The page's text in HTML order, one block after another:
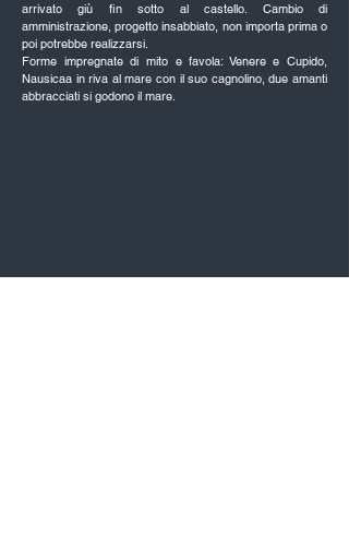
arrivato giù fin sotto al castello. Cambio di
amministrazione, progetto insabbiato, non importa prima o
poi potrebbe realizzarsi.
Forme impregnate di mito e favola: Venere e Cupido,
Nausicaa in riva al mare con il suo cagnolino, due amanti
abbracciati si godono il mare.